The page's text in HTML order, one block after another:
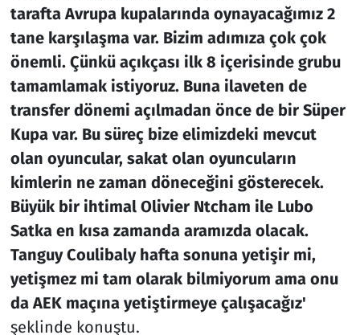
tarafta Avrupa kupalarında oynayacağımız 2
tane karşılaşma var. Bizim adımıza çok çok
önemli. Çünkü açıkçası ilk 8 içerisinde grubu
tamamlamak istiyoruz. Buna ilaveten de
transfer dönemi açılmadan önce de bir Süper
Kupa var. Bu süreç bize elimizdeki mevcut
olan oyuncular, sakat olan oyuncuların
kimlerin ne zaman döneceğini gösterecek.
Büyük bir ihtimal Olivier Ntcham ile Lubo
Satka en kısa zamanda aramızda olacak.
Tanguy Coulibaly hafta sonuna yetişir mi,
yetişmez mi tam olarak bilmiyorum ama onu
da AEK maçına yetiştirmeye çalışacağız'
şeklinde konuştu.